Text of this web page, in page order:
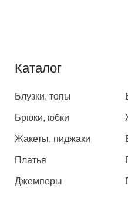
Каталог
Блузки, топы
Брюки, юбки
Жакеты, пиджаки
Платья
Джемперы